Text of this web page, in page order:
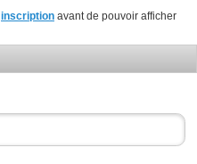
inscription avant de pouvoir afficher